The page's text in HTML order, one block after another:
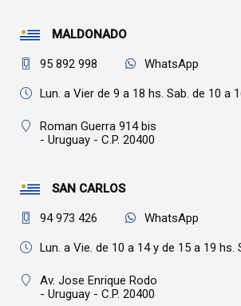
MALDONADO
95 892 998 WhatsApp
Lun. a Vier de 9 a 18 hs. Sab. de 10 a
Roman Guerra 914 bis
- Uruguay - C.P. 20400
SAN CARLOS
94 973 426 WhatsApp
Lun. a Vie. de 10 a 14 y de 15 a 19 hs.
Av. Jose Enrique Rodo
- Uruguay - C.P. 20400